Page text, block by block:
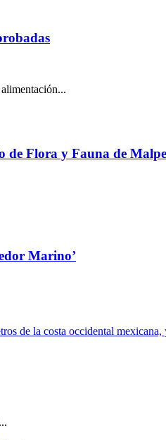
de Flora y Fauna de
Marino’